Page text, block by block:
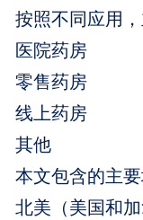
按照不同应用
医院药房
零售药房
线上药房
其他
本文包含的主
北美（美国和加